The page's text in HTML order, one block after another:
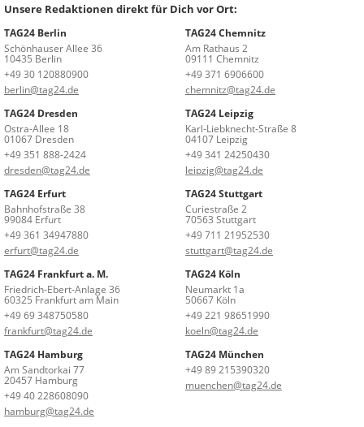
Unsere Redaktionen direkt für Dich vor Ort:
TAG24 Berlin
Schönhauser Allee 36
10435 Berlin
+49 30 120880900
berlin@tag24.de
TAG24 Chemnitz
Am Rathaus 2
09111 Chemnitz
+49 371 6906600
chemnitz@tag24.de
TAG24 Dresden
Ostra-Allee 18
01067 Dresden
+49 351 888-2424
dresden@tag24.de
TAG24 Leipzig
Karl-Liebknecht-Straße 8
04107 Leipzig
+49 341 24250430
leipzig@tag24.de
TAG24 Erfurt
Bahnhofstraße 38
99084 Erfurt
+49 361 34947880
erfurt@tag24.de
TAG24 Stuttgart
Curiestraße 2
70563 Stuttgart
+49 711 21952530
stuttgart@tag24.de
TAG24 Frankfurt a. M.
Friedrich-Ebert-Anlage 36
60325 Frankfurt am Main
+49 69 348750580
frankfurt@tag24.de
TAG24 Köln
Neumarkt 1a
50667 Köln
+49 221 98651990
koeln@tag24.de
TAG24 Hamburg
Am Sandtorkai 77
20457 Hamburg
+49 40 228608090
hamburg@tag24.de
TAG24 München
+49 89 215390320
muenchen@tag24.de